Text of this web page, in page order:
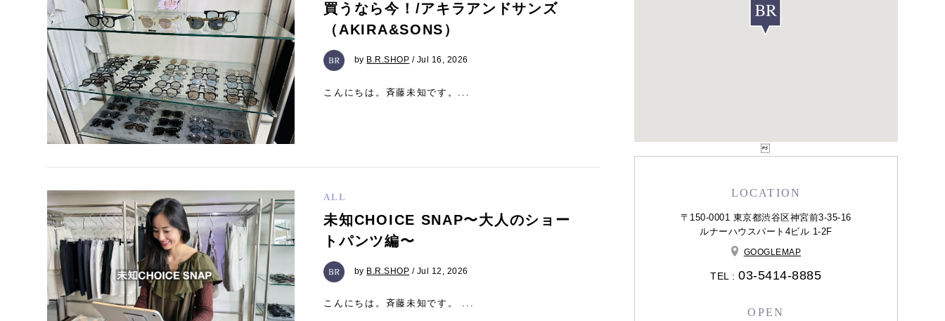
買うなら今！/アキラアンドサンズ
（AKIRA&SONS）
by B.R.SHOP / Jul 16, 2026
こんにちは。斉藤未知です。...
ALL
未知CHOICE SNAP〜大人のショー
トパンツ編〜
by B.R.SHOP / Jul 12, 2026
こんにちは。斉藤未知です。 ...
LOCATION
〒150-0001 東京都渋谷区神宮前3-35-16
ルナーハウスパート4ビル 1-2F
GOOGLEMAP
TEL :03-5414-8885
OPEN